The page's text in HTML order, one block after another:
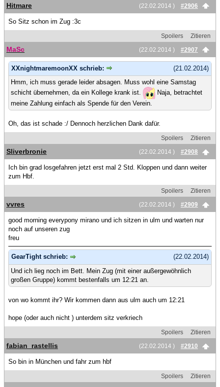
(22.02.2014 )
#2906
Hitmare
So Sitz schon im Zug :3c
Spoilers
Zitieren
(22.02.2014 )
#2907
MaSc
(21.02.2014)
XXnightmaremoonXX schrieb:
Hmm, ich muss gerade leider absagen. Muss wohl eine Samstag
schicht übernehmen, da ein Kollege krank ist.
Naja, betrachtet
meine Zahlung einfach als Spende für den Verein.
Oh, das ist schade :/ Dennoch herzlichen Dank dafür.
Spoilers
Zitieren
(22.02.2014 )
#2908
Sliverbronie
Ich bin grad losgefahren jetzt erst mal 2 Std. Kloppen und dann weiter
zum Hbf.
Spoilers
Zitieren
(22.02.2014 )
#2909
vvres
good morning everypony mirano und ich sitzen in ulm und warten nur
noch auf unseren zug
freu
(22.02.2014)
GearTight schrieb:
Und ich lieg noch im Bett. Mein Zug (mit einer außergewöhnlich
großen Gruppe) kommt bestenfalls um 12:21 an.
von wo kommt ihr? Wir kommen dann aus ulm auch um 12:21
hope (oder auch nicht ) unterdem sitz verkriech
Spoilers
Zitieren
(22.02.2014 )
#2910
fabian_rastellis
So bin in München und fahr zum hbf
Spoilers
Zitieren